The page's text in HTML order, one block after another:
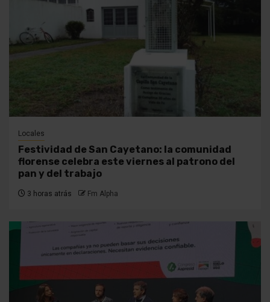
Locales
Festividad de San Cayetano: la comunidad
florense celebra este viernes al patrono del
pan y del trabajo
3 horas atrás Fm Alpha